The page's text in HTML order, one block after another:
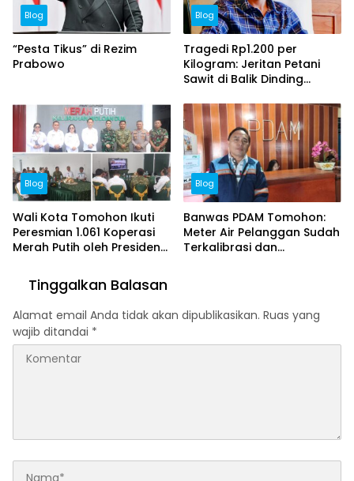
Blog
“Pesta Tikus” di Rezim
Prabowo
Blog
Tragedi Rp1.200 per
Kilogram: Jeritan Petani
Sawit di Balik Dinding
Blog
Wali Kota Tomohon Ikuti
Peresmian 1.061 Koperasi
Merah Putih oleh Presiden
Blog
Banwas PDAM Tomohon:
Meter Air Pelanggan Sudah
Terkalibrasi dan
Tinggalkan Balasan
Alamat email Anda tidak akan dipublikasikan. Ruas yang
wajib ditandai *